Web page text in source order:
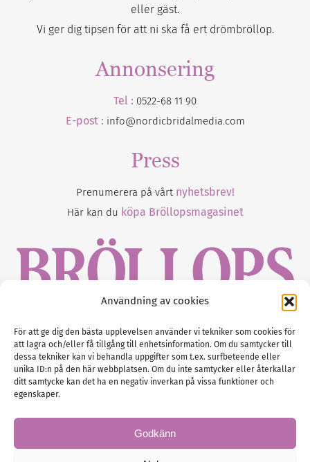
Användning av cookies
För att ge dig den bästa upplevelsen använder vi tekniker som cookies för
att lagra och/eller få tillgång till enhetsinformation. Om du samtycker till
dessa tekniker kan vi behandla uppgifter som t.ex. surfbeteende eller
unika ID:n på den här webbplatsen. Om du inte samtycker eller återkallar
ditt samtycke kan det ha en negativ inverkan på vissa funktioner och
egenskaper.
Godkänn
eller gäst.
Vi ger dig tipsen för att ni ska få ert drömbröllop.
Annonsering
Tel : 0522-68 11 90
E-post : info@nordicbridalmedia.com
Press
Prenumerera på vårt nyhetsbrev!
Här kan du köpa Bröllopsmagasinet
Gustaf Mattssons väg 2, 451 50 Uddevalla
Tel :0522-68 11 90
E-post:info@nordicbridalmedia.com